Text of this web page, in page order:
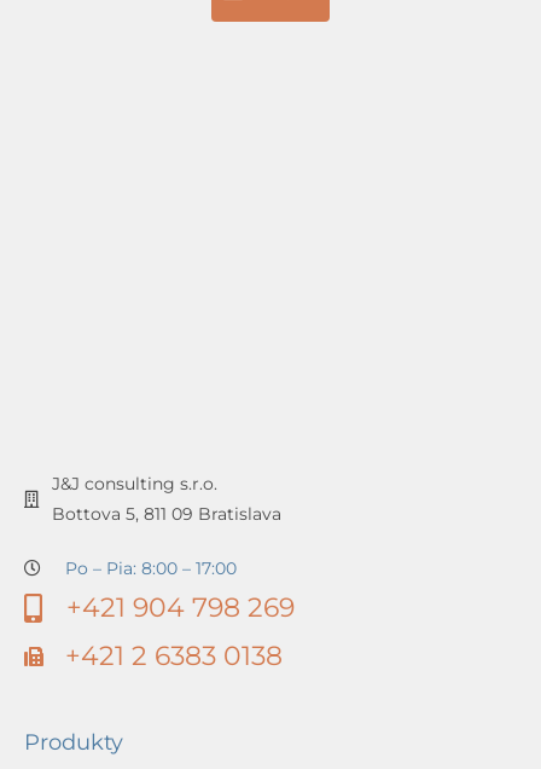
J&J consulting s.r.o.
Bottova 5, 811 09 Bratislava
Po – Pia: 8:00 – 17:00
+421 904 798 269
+421 2 6383 0138
Produkty